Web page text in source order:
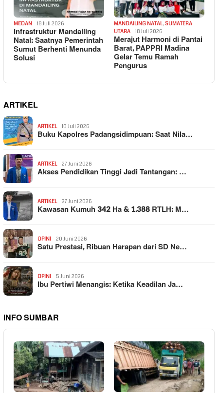
MEDAN 18 Juli 2026
Infrastruktur Mandailing
Natal: Saatnya Pemerintah
Sumut Berhenti Menunda
Solusi
MANDAILING NATAL, SUMATERA
UTARA
18 Juli 2026
Merajut Harmoni di Pantai
Barat, PAPPRI Madina
Gelar Temu Ramah
Pengurus
ARTIKEL
ARTIKEL 10 Juli 2026
Buku Kapolres Padangsidimpuan: Saat Nila…
ARTIKEL 27 Juni 2026
Akses Pendidikan Tinggi Jadi Tantangan: …
ARTIKEL 27 Juni 2026
Kawasan Kumuh 342 Ha & 1.388 RTLH: M…
OPINI 20 Juni 2026
Satu Prestasi, Ribuan Harapan dari SD Ne…
OPINI 5 Juni 2026
Ibu Pertiwi Menangis: Ketika Keadilan Ja…
INFO SUMBAR